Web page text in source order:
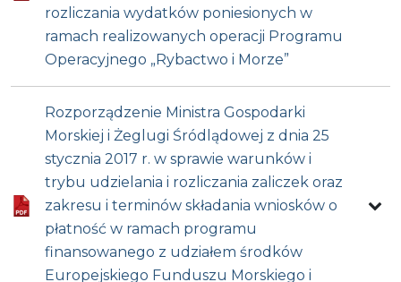
rozliczania wydatków poniesionych w
ramach realizowanych operacji Programu
Operacyjnego „Rybactwo i Morze”
Rozporządzenie Ministra Gospodarki
Morskiej i Żeglugi Śródlądowej z dnia 25
stycznia 2017 r. w sprawie warunków i
trybu udzielania i rozliczania zaliczek oraz
zakresu i terminów składania wniosków o
płatność w ramach programu
finansowanego z udziałem środków
Europejskiego Funduszu Morskiego i